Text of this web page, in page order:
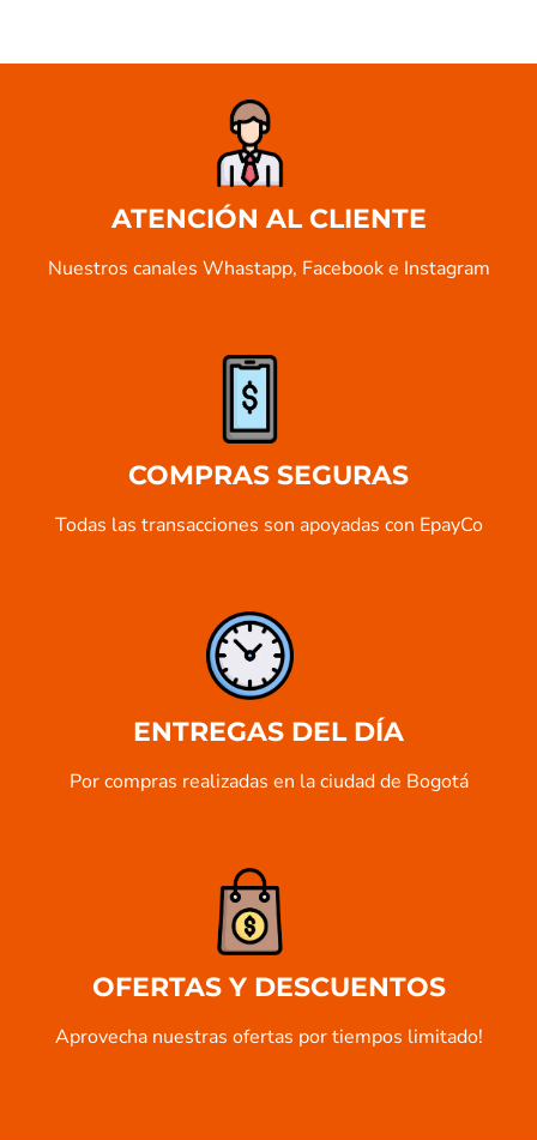
ATENCIÓN AL CLIENTE
Nuestros canales Whastapp, Facebook e Instagram
COMPRAS SEGURAS
Todas las transacciones son apoyadas con EpayCo
ENTREGAS DEL DÍA
Por compras realizadas en la ciudad de Bogotá
OFERTAS Y DESCUENTOS
Aprovecha nuestras ofertas por tiempos limitado!​